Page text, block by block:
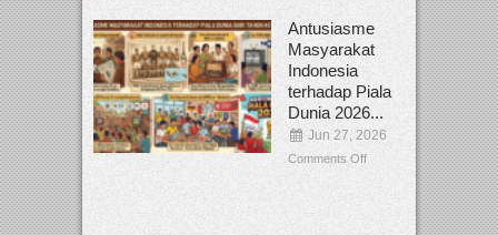
Antusiasme
Masyarakat
Indonesia
terhadap Piala
Dunia 2026...
Jun 27, 2026
Comments Off